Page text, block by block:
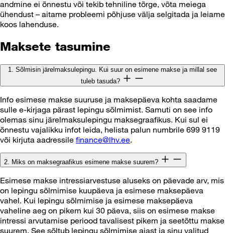
andmine ei õnnestu või tekib tehniline tõrge, võta meiega
ühendust – aitame probleemi põhjuse välja selgitada ja leiame
koos lahenduse.
Maksete tasumine
1. Sõlmisin järelmaksulepingu. Kui suur on esimene makse ja millal see
tuleb tasuda?
Info esimese makse suuruse ja maksepäeva kohta saadame
sulle e-kirjaga pärast lepingu sõlmimist. Samuti on see info
olemas sinu järelmaksulepingu maksegraafikus. Kui sul ei
õnnestu vajalikku infot leida, helista palun numbrile 699 9119
või kirjuta aadressile finance@lhv.ee.
2. Miks on maksegraafikus esimene makse suurem?
Esimese makse intressiarvestuse aluseks on päevade arv, mis
on lepingu sõlmimise kuupäeva ja esimese maksepäeva
vahel. Kui lepingu sõlmimise ja esimese maksepäeva
vaheline aeg on pikem kui 30 päeva, siis on esimese makse
intressi arvutamise periood tavalisest pikem ja seetõttu makse
suurem. See sõltub lepingu sõlmimise ajast ja sinu valitud